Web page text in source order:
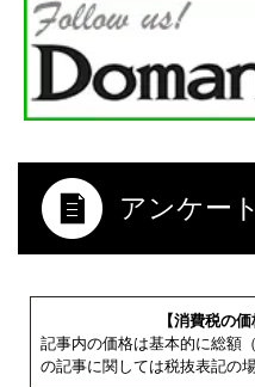
アンケート
【消費税の
記事内の価格は基本的に総額
の記事に関しては税抜表記の